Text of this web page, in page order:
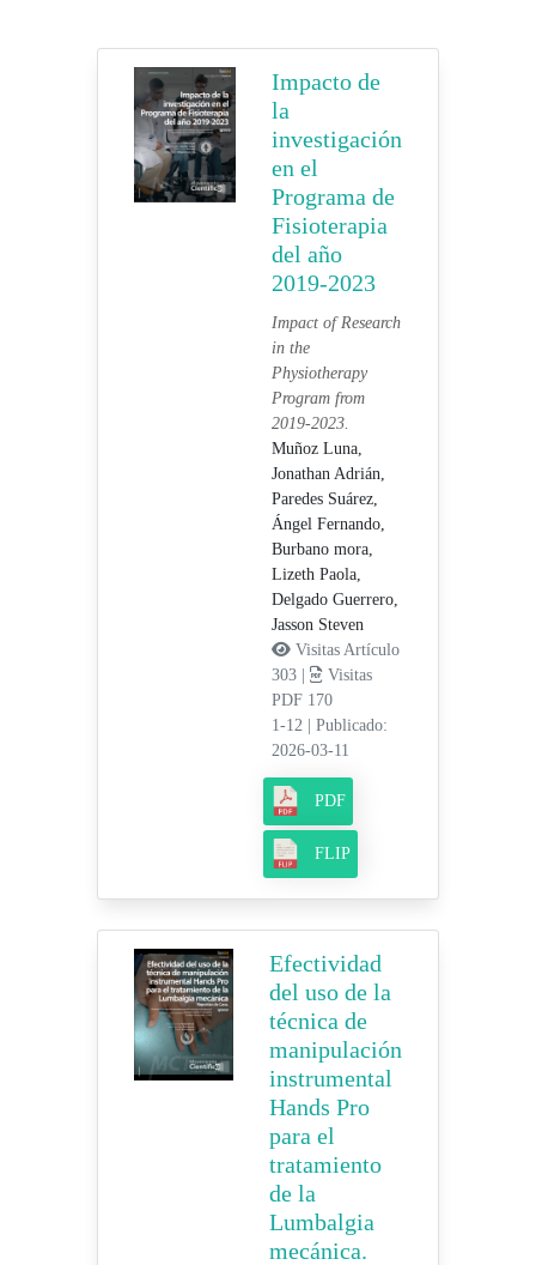
Impacto de
la
investigación
en el
Programa de
Fisioterapia
del año
2019-2023
Impact of Research
in the
Physiotherapy
Program from
2019-2023.
Muñoz Luna,
Jonathan Adrián,
Paredes Suárez,
Ángel Fernando,
Burbano mora,
Lizeth Paola,
Delgado Guerrero,
Jasson Steven
Visitas Artículo
303 |
Visitas
PDF 170
1-12 | Publicado:
2026-03-11
PDF
FLIP
Efectividad
del uso de la
técnica de
manipulación
instrumental
Hands Pro
para el
tratamiento
de la
Lumbalgia
mecánica.